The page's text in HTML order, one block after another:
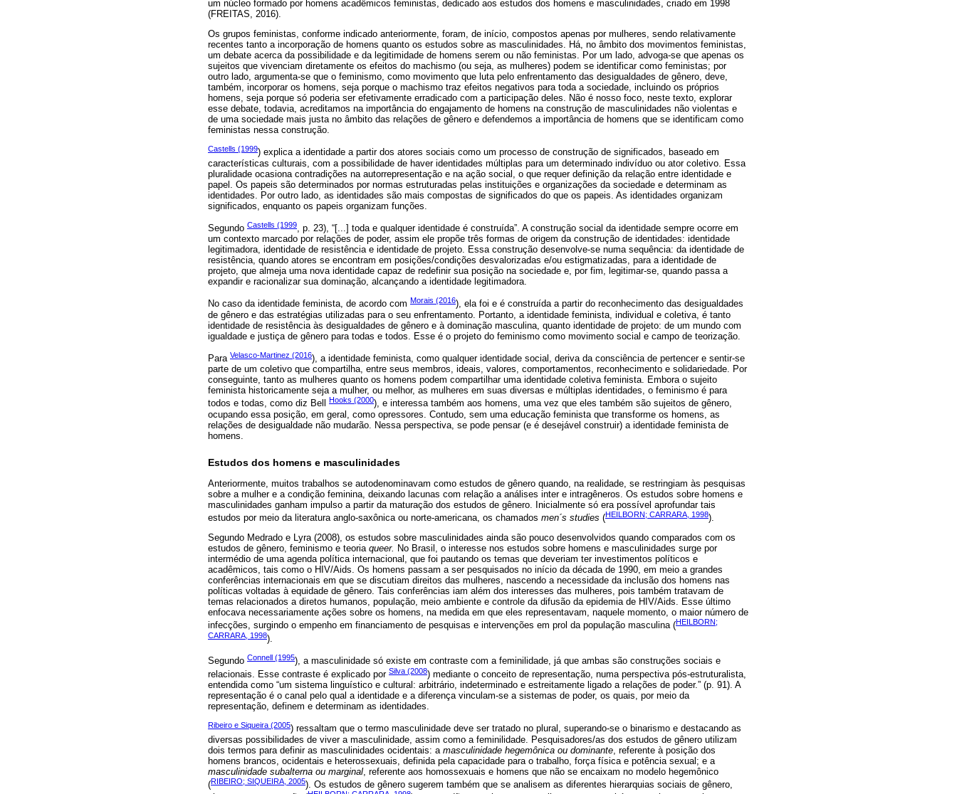
um núcleo formado por homens acadêmicos feministas, dedicado aos estudos dos homens e masculinidades, criado em 1998
(FREITAS, 2016).
Os grupos feministas, conforme indicado anteriormente, foram, de início, compostos apenas por mulheres, sendo relativamente
recentes tanto a incorporação de homens quanto os estudos sobre as masculinidades. Há, no âmbito dos movimentos feministas,
um debate acerca da possibilidade e da legitimidade de homens serem ou não feministas. Por um lado, advoga-se que apenas os
sujeitos que vivenciam diretamente os efeitos do machismo (ou seja, as mulheres) podem se identificar como feministas; por
outro lado, argumenta-se que o feminismo, como movimento que luta pelo enfrentamento das desigualdades de gênero, deve,
também, incorporar os homens, seja porque o machismo traz efeitos negativos para toda a sociedade, incluindo os próprios
homens, seja porque só poderia ser efetivamente erradicado com a participação deles. Não é nosso foco, neste texto, explorar
esse debate, todavia, acreditamos na importância do engajamento de homens na construção de masculinidades não violentas e
de uma sociedade mais justa no âmbito das relações de gênero e defendemos a importância de homens que se identificam como
feministas nessa construção.
Castells (1999) explica a identidade a partir dos atores sociais como um processo de construção de significados, baseado em
características culturais, com a possibilidade de haver identidades múltiplas para um determinado indivíduo ou ator coletivo. Essa
pluralidade ocasiona contradições na autorrepresentação e na ação social, o que requer definição da relação entre identidade e
papel. Os papeis são determinados por normas estruturadas pelas instituições e organizações da sociedade e determinam as
identidades. Por outro lado, as identidades são mais compostas de significados do que os papeis. As identidades organizam
significados, enquanto os papeis organizam funções.
Segundo Castells (1999, p. 23), “[...] toda e qualquer identidade é construída”. A construção social da identidade sempre ocorre em
um contexto marcado por relações de poder, assim ele propõe três formas de origem da construção de identidades: identidade
legitimadora, identidade de resistência e identidade de projeto. Essa construção desenvolve-se numa sequência: da identidade de
resistência, quando atores se encontram em posições/condições desvalorizadas e/ou estigmatizadas, para a identidade de
projeto, que almeja uma nova identidade capaz de redefinir sua posição na sociedade e, por fim, legitimar-se, quando passa a
expandir e racionalizar sua dominação, alcançando a identidade legitimadora.
No caso da identidade feminista, de acordo com Morais (2016), ela foi e é construída a partir do reconhecimento das desigualdades
de gênero e das estratégias utilizadas para o seu enfrentamento. Portanto, a identidade feminista, individual e coletiva, é tanto
identidade de resistência às desigualdades de gênero e à dominação masculina, quanto identidade de projeto: de um mundo com
igualdade e justiça de gênero para todas e todos. Esse é o projeto do feminismo como movimento social e campo de teorização.
Para Velasco-Martinez (2016), a identidade feminista, como qualquer identidade social, deriva da consciência de pertencer e sentir-se
parte de um coletivo que compartilha, entre seus membros, ideais, valores, comportamentos, reconhecimento e solidariedade. Por
conseguinte, tanto as mulheres quanto os homens podem compartilhar uma identidade coletiva feminista. Embora o sujeito
feminista historicamente seja a mulher, ou melhor, as mulheres em suas diversas e múltiplas identidades, o feminismo é para
todos e todas, como diz Bell
Hooks (2000), e interessa também aos homens, uma vez que eles também são sujeitos de gênero,
ocupando essa posição, em geral, como opressores. Contudo, sem uma educação feminista que transforme os homens, as
relações de desigualdade não mudarão. Nessa perspectiva, se pode pensar (e é desejável construir) a identidade feminista de
homens.
Estudos dos homens e masculinidades
Anteriormente, muitos trabalhos se autodenominavam como estudos de gênero quando, na realidade, se restringiam às pesquisas
sobre a mulher e a condição feminina, deixando lacunas com relação a análises inter e intragêneros. Os estudos sobre homens e
masculinidades ganham impulso a partir da maturação dos estudos de gênero. Inicialmente só era possível aprofundar tais
estudos por meio da literatura anglo-saxônica ou norte-americana, os chamados men´s studies (HEILBORN; CARRARA, 1998).
Segundo Medrado e Lyra (2008), os estudos sobre masculinidades ainda são pouco desenvolvidos quando comparados com os
estudos de gênero, feminismo e teoria queer. No Brasil, o interesse nos estudos sobre homens e masculinidades surge por
intermédio de uma agenda política internacional, que foi pautando os temas que deveriam ter investimentos políticos e
acadêmicos, tais como o HIV/Aids. Os homens passam a ser pesquisados no início da década de 1990, em meio a grandes
conferências internacionais em que se discutiam direitos das mulheres, nascendo a necessidade da inclusão dos homens nas
políticas voltadas à equidade de gênero. Tais conferências iam além dos interesses das mulheres, pois também tratavam de
temas relacionados a diretos humanos, população, meio ambiente e controle da difusão da epidemia de HIV/Aids. Esse último
enfocava necessariamente ações sobre os homens, na medida em que eles representavam, naquele momento, o maior número de
infecções, surgindo o empenho em financiamento de pesquisas e intervenções em prol da população masculina (HEILBORN;
CARRARA, 1998).
Segundo Connell (1995), a masculinidade só existe em contraste com a feminilidade, já que ambas são construções sociais e
relacionais. Esse contraste é explicado por Silva (2008) mediante o conceito de representação, numa perspectiva pós-estruturalista,
entendida como “um sistema linguístico e cultural: arbitrário, indeterminado e estreitamente ligado a relações de poder.” (p. 91). A
representação é o canal pelo qual a identidade e a diferença vinculam-se a sistemas de poder, os quais, por meio da
representação, definem e determinam as identidades.
Ribeiro e Siqueira (2005) ressaltam que o termo masculinidade deve ser tratado no plural, superando-se o binarismo e destacando as
diversas possibilidades de viver a masculinidade, assim como a feminilidade. Pesquisadores/as dos estudos de gênero utilizam
dois termos para definir as masculinidades ocidentais: a masculinidade hegemônica ou dominante , referente à posição dos
homens brancos, ocidentais e heterossexuais, definida pela capacidade para o trabalho, força física e potência sexual; e a
masculinidade subalterna ou marginal , referente aos homossexuais e homens que não se encaixam no modelo hegemônico
(RIBEIRO; SIQUEIRA, 2005). Os estudos de gênero sugerem também que se analisem as diferentes hierarquias sociais de gênero,